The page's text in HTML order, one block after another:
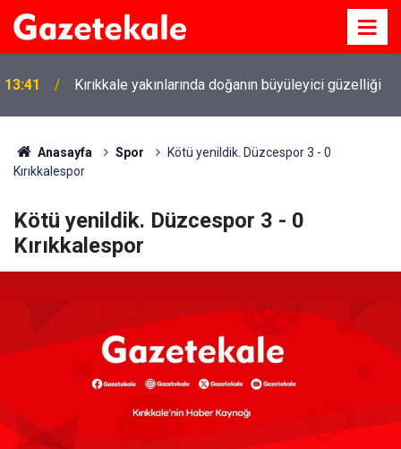
13:41 Kırıkkale yakınlarında doğanın büyüleyici güzelliği
Anasayfa Spor
Kötü yenildik. Düzcespor 3 - 0
Kırıkkalespor
Kötü yenildik. Düzcespor 3 - 0
Kırıkkalespor